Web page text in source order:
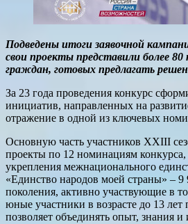
Подведены итоги заявочной
свои проекты представили более
граждан, готовых предлагать
За 23 года проведения конкурс
инициатив, направленных на
отражение в одной из ключевых
Основную часть участников XXIII
проекты по 12 номинациям
укрепления межнационального
«Единство народов моей страны» –
поколения, активно участвующие в
юные участники в возрасте до 13
позволяет объединять опыт, знания